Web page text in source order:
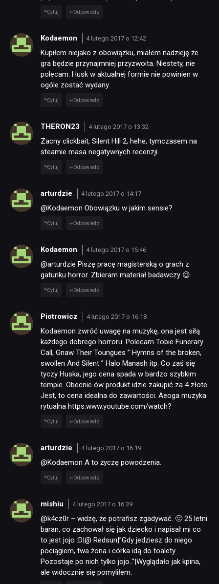
Cytuj Odpowiedz
Kodaemon 4 lutego 2017 o 12:42
Kupiłem niejako z obowiązku, miałem nadzieję że
gra będzie przynajmniej przyzwoita. Niestety, nie
polecam. Husk w aktualnej formie nie powinien w
ogóle zostać wydany.
Cytuj Odpowiedz
THERON23 4 lutego 2017 o 13:32
Zacny clickbait, Silent Hill 2, hehe, tymczasem na
steamie masa negatywnych recenzji.
Cytuj Odpowiedz
arturdzie 4 lutego 2017 o 14:17
@Kodaemon Obowiązku w jakim sensie?
Cytuj Odpowiedz
Kodaemon 4 lutego 2017 o 15:46
@arturdzie Piszę pracę magisterską o grach z
gatunku horror. Zbieram materiał badawczy 😉
Cytuj Odpowiedz
Piotrowicz 4 lutego 2017 o 16:18
Kodaemon zwróć uwagę na muzykę, ona jest siłą
każdego dobrego horroru. Polecam Tobie Funerary
Call, Gnaw Their Toungues ” Hymns of the broken,
swollen And Silent ” Halo Manash itp. Co zaś się
tyczy Huska, jego cena spada w bardzo szybkim
tempie. Obecnie ów produkt idzie zakupić za 4 złote.
Jest, to cena idealna do zawartości. Aeoga muzyka
rytualna https:www.youtube.com/watch?
Cytuj Odpowiedz
arturdzie 4 lutego 2017 o 16:19
@Kodaemon A to życzę powodzenia.
Cytuj Odpowiedz
mishiu 4 lutego 2017 o 16:39
@k4cz0r – widzę, że potrafisz zgadywać. 🙂 25 letni
baran, co zachował się jak dziecko i napisał mi co
to jest jojo :D|@ Redsun|”Gdy jedziesz do niego
pociągiem, twa żona i córka idą do toalety.
Pozostaje po nich tylko jojo..”|Wyglądało jak kpina,
ale widocznie się pomyliłem.